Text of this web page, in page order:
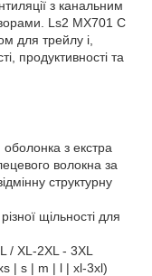
з канальним
Ls2 MX701 C
для трейлу і,
продуктивності та
з екстра
волокна за
структурну
щільності для
/ XL-2XL - 3XL
| s | m | l | xl-3xl)